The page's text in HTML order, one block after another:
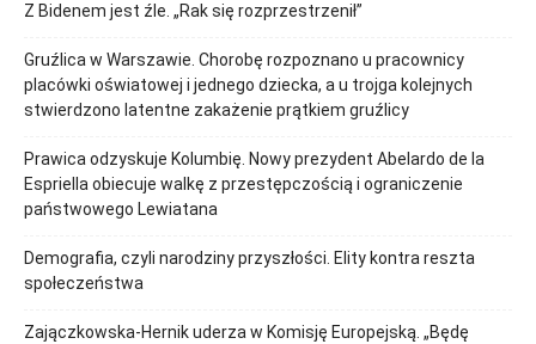
Z Bidenem jest źle. „Rak się rozprzestrzenił”
Gruźlica w Warszawie. Chorobę rozpoznano u pracownicy
placówki oświatowej i jednego dziecka, a u trojga kolejnych
stwierdzono latentne zakażenie prątkiem gruźlicy
Prawica odzyskuje Kolumbię. Nowy prezydent Abelardo de la
Espriella obiecuje walkę z przestępczością i ograniczenie
państwowego Lewiatana
Demografia, czyli narodziny przyszłości. Elity kontra reszta
społeczeństwa
Zajączkowska-Hernik uderza w Komisję Europejską. „Będę